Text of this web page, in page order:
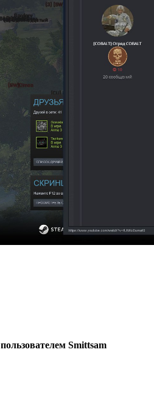
пользователем Smittsam